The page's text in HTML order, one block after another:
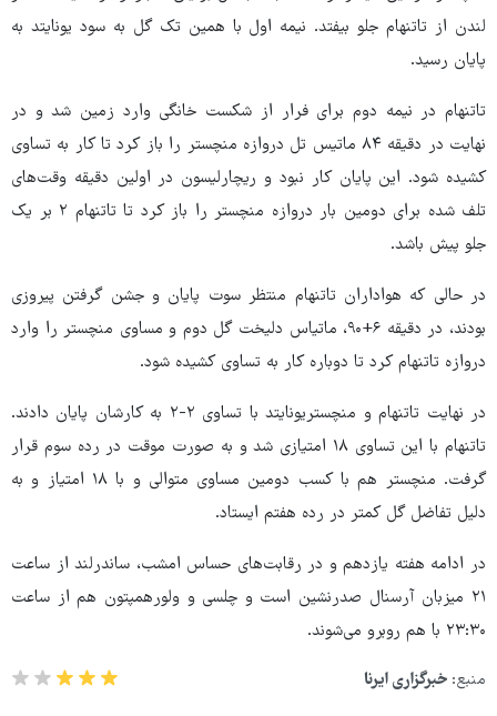
لندن از تاتنهام جلو بیفتد. نیمه اول با همین تک گل به سود یونایتد به
پایان رسید.
تاتنهام در نیمه دوم برای فرار از شکست خانگی وارد زمین شد و در
نهایت در دقیقه ۸۴ ماتیس تل دروازه منچستر را باز کرد تا کار به تساوی
کشیده شود. این پایان کار نبود و ریچارلیسون در اولین دقیقه وقت‌های
تلف شده برای دومین بار دروازه منچستر را باز کرد تا تاتنهام ۲ بر یک
جلو پیش باشد.
در حالی که هواداران تاتنهام منتظر سوت پایان و جشن گرفتن پیروزی
بودند، در دقیقه ۶+۹۰، ماتیاس دلیخت گل دوم و مساوی منچستر را وارد
دروازه تاتنهام کرد تا دوباره کار به تساوی کشیده شود.
در نهایت تاتنهام و منچستریونایتد با تساوی ۲-۲ به کارشان پایان دادند.
تاتنهام با این تساوی ۱۸ امتیازی شد و به صورت موقت در رده سوم قرار
گرفت. منچستر هم با کسب دومین مساوی متوالی و با ۱۸ امتیاز و به
دلیل تفاضل گل کمتر در رده هفتم ایستاد.
در ادامه هفته یازدهم و در رقابت‌های حساس امشب، ساندرلند از ساعت
۲۱ میزبان آرسنال صدرنشین است و چلسی و ولورهمپتون هم از ساعت
۲۳:۳۰ با هم روبرو می‌شوند.
منبع: خبرگزاری ایرنا